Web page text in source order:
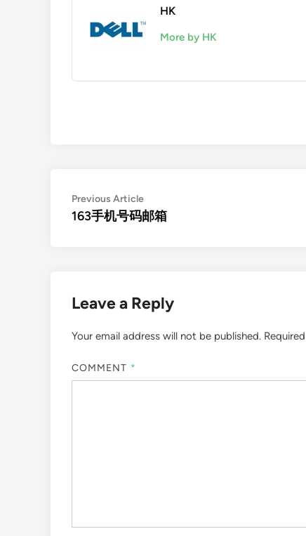
HK
More by HK
Post
navigation
Previous ArticlePrevious
article:
163手机号码邮箱
Leave a Reply
Your email address will not be published.
COMMENT *